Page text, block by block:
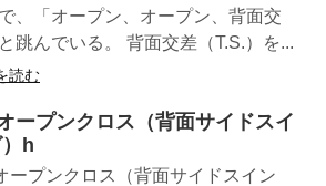
、「オープン、オープン、背面交
跳んでいる。 背面交差（T.S.）を...
読む
ープンクロス（背面サイドスイ
h
ープンクロス（背面サイドスイン